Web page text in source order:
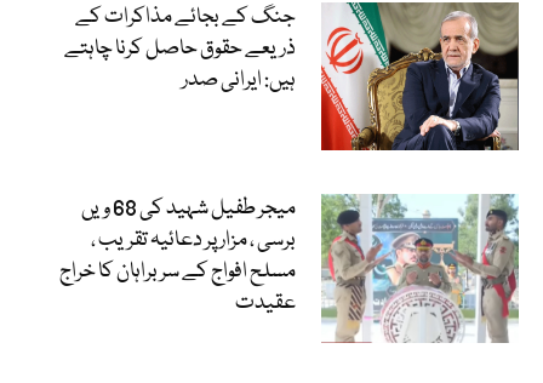
جنگ کے بجائے مذاکرات کے
ذریعے حقوق حاصل کرنا چاہتے
ہیں: ایرانی صدر
میجر طفیل شہید کی 68 ویں
برسی ، مزار پر دعائیہ تقریب ،
مسلح افواج کے سربراہان کا خراج
عقیدت